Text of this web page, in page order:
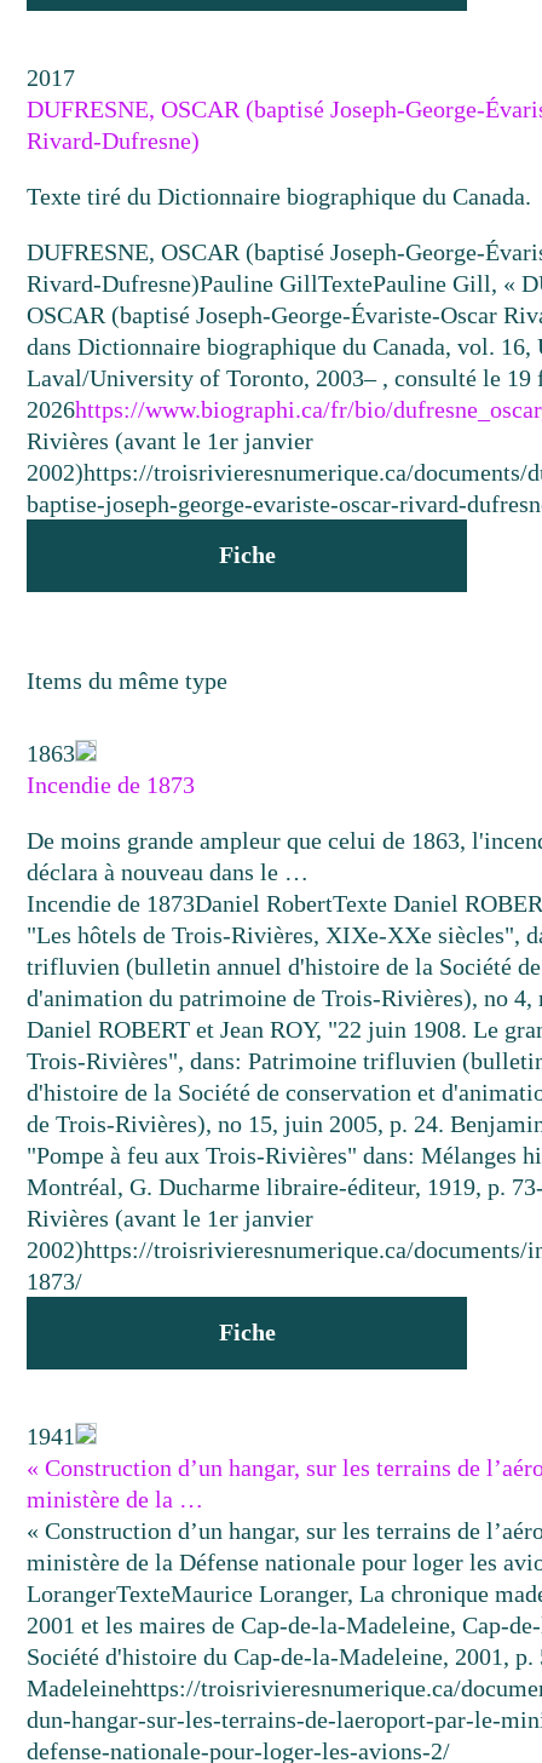
2017
DUFRESNE, OSCAR (baptisé Joseph-George-
Rivard-Dufresne)
Texte tiré du Dictionnaire biographique du Canada.
DUFRESNE, OSCAR (baptisé Joseph-George-
Rivard-Dufresne)Pauline GillTextePauline Gill, «
OSCAR (baptisé Joseph-George-Évariste-Oscar
dans Dictionnaire biographique du Canada, vol. 16,
Laval/University of Toronto, 2003– , consulté le 19
2026https://www.biographi.ca/fr/bio/
Rivières (avant le 1er janvier
2002)https://troisrivieresnumerique.ca/documents/
baptise-joseph-george-evariste-oscar-rivard-
Fiche
Items du même type
1863
Incendie de 1873
De moins grande ampleur que celui de 1863,
déclara à nouveau dans le …
Incendie de 1873Daniel RobertTexte Daniel
"Les hôtels de Trois-Rivières, XIXe-XXe siècles",
trifluvien (bulletin annuel d'histoire de la Société
d'animation du patrimoine de Trois-Rivières), no 4,
Daniel ROBERT et Jean ROY, "22 juin 1908. Le
Trois-Rivières", dans: Patrimoine trifluvien
d'histoire de la Société de conservation et
de Trois-Rivières), no 15, juin 2005, p. 24.
"Pompe à feu aux Trois-Rivières" dans: Mélanges
Montréal, G. Ducharme libraire-éditeur, 1919, p.
Rivières (avant le 1er janvier
2002)https://troisrivieresnumerique.ca/documents/
1873/
Fiche
1941
« Construction d’un hangar, sur les terrains de
ministère de la …
« Construction d’un hangar, sur les terrains de
ministère de la Défense nationale pour loger les
LorangerTexteMaurice Loranger, La chronique
2001 et les maires de Cap-de-la-Madeleine, Cap-
Société d'histoire du Cap-de-la-Madeleine, 2001, p.
Madeleinehttps://troisrivieresnumerique.ca/
dun-hangar-sur-les-terrains-de-laeroport-par-le-
defense-nationale-pour-loger-les-avions-2/